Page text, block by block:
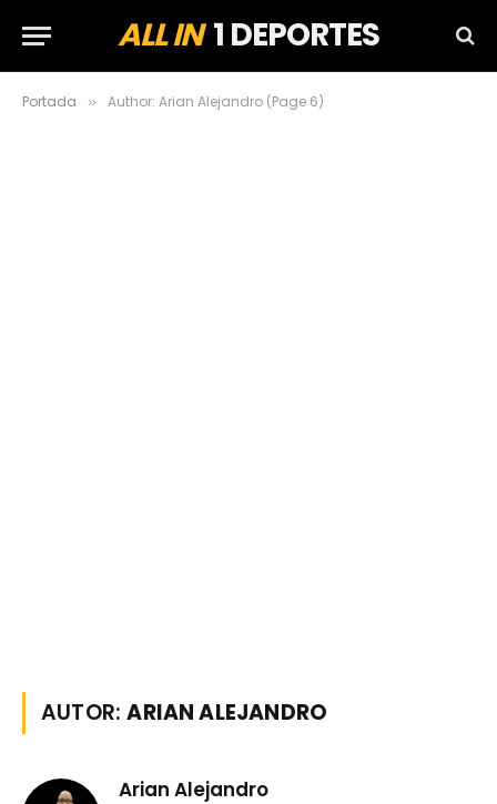
ALL IN1 DEPORTES
Portada » Author: Arian Alejandro (Page 6)
AUTOR:ARIAN ALEJANDRO
Arian Alejandro